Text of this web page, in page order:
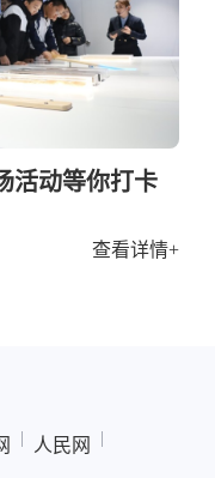
活动等你打卡
查看详情+
| 人民网 |